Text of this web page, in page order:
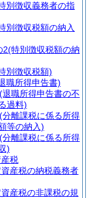
別徴収義務者の指
別徴収税額の納入
2(特別徴収税額の納
別徴収税額)
職所得申告書)
(退職所得申告書の不
過料)
(分離課税に係る所得
等の納入)
(分離課税に係る所得
)
税
産税の納税義務者
産税の非課税の規